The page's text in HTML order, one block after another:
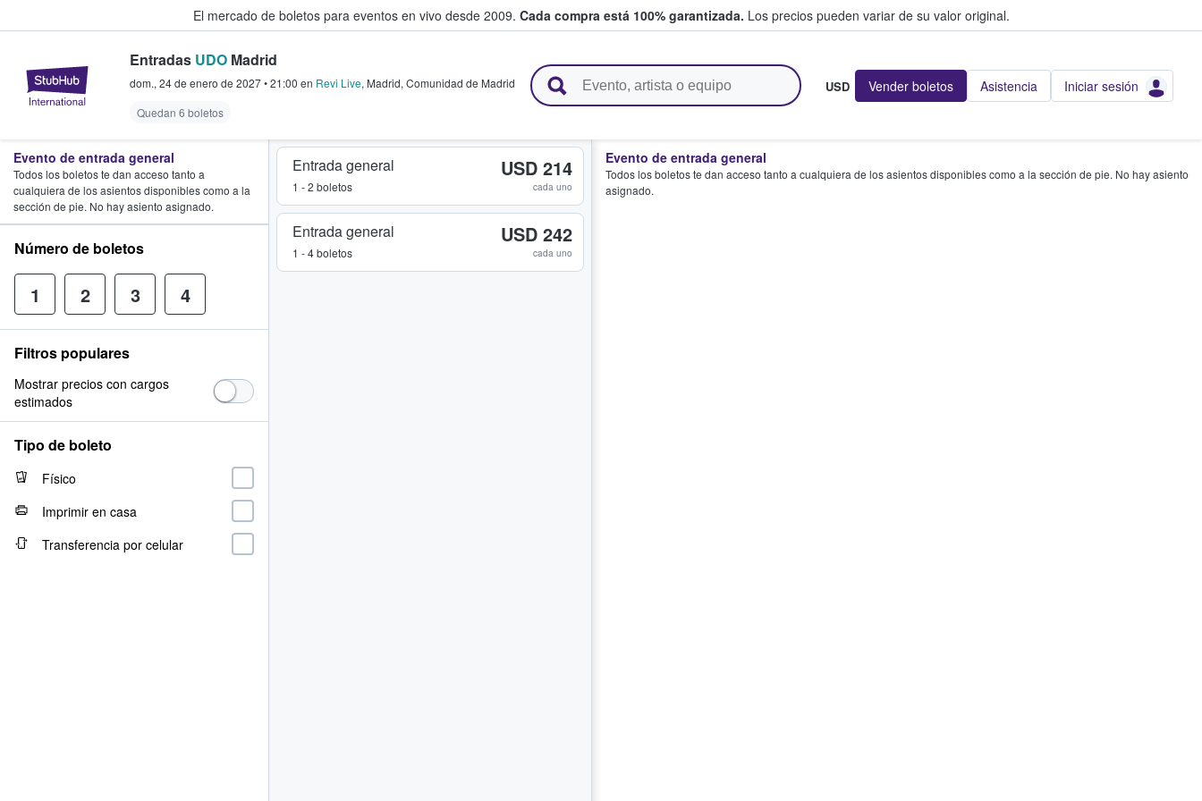
El mercado de boletos para eventos en vivo desde 2009. Cada compra está 100% garantizada. Los precios pueden variar de su valor original.
StubHub: donde los fans compran y venden boletos
Entradas UDO Madrid
dom., 24 de enero de 2027•21:00 en Revi Live, Madrid, Comunidad de Madrid
Quedan 6 boletos
USD Vender boletos Asistencia Iniciar sesión
Entrada general
1 - 2 boletos
USD 214
cada uno
Entrada general
1 - 4 boletos
USD 242
cada uno
Evento de entrada general
Todos los boletos te dan acceso tanto a cualquiera de los asientos disponibles como a la sección de pie. No hay asiento
asignado.
Evento de entrada general
Todos los boletos te dan acceso tanto a
cualquiera de los asientos disponibles como a la
sección de pie. No hay asiento asignado.
Número de boletos
1 2 3 4
Filtros populares
Mostrar precios con cargos
estimados
Tipo de boleto
Físico
Imprimir en casa
Transferencia por celular